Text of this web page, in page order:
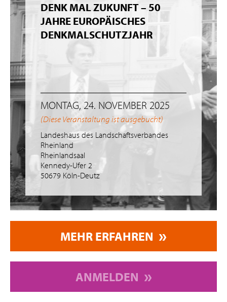
DENK MAL ZUKUNFT – 50
JAHRE EUROPÄISCHES
DENKMALSCHUTZJAHR
MONTAG, 24. NOVEMBER 2025
(Diese Veranstaltung ist ausgebucht)
Landeshaus des Landschaftsverbandes
Rheinland
Rheinlandsaal
Kennedy-Ufer 2
50679 Köln-Deutz
MEHR ERFAHREN
ANMELDEN